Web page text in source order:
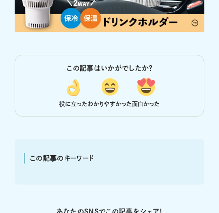
この記事はいかがでしたか？
役に立ったわかりやすかった面白かった
この記事のキーワード